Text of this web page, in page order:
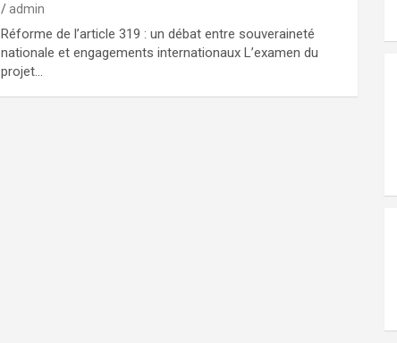
admin
Réforme de l’article 319 : un débat entre souveraineté
nationale et engagements internationaux L’examen du
projet…